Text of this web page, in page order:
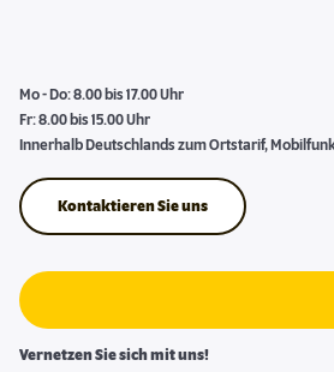
Mo - Do: 8.00 bis 17.00 Uhr
Fr: 8.00 bis 15.00 Uhr
Innerhalb Deutschlands zum Ortstarif,
Kontaktieren Sie uns
Vernetzen Sie sich mit uns!